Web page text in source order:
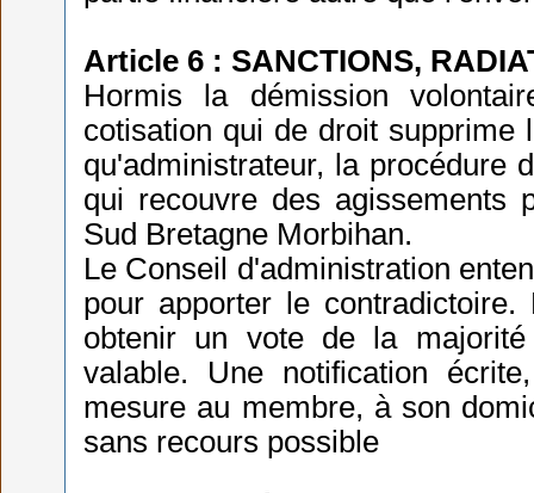
Article 6 : SANCTIONS,
Hormis la démission
cotisation qui de droit
qu'administrateur, la procédure
qui recouvre des agissements
Sud Bretagne Morbihan.
Le Conseil d'administration
pour apporter le
obtenir un vote de la
valable. Une notification
mesure au membre, à son
sans recours possible